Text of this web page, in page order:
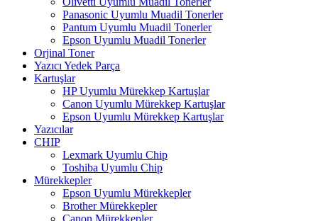
Panasonic Uyumlu Muadil Tonerler
Pantum Uyumlu Muadil Tonerler
Epson Uyumlu Muadil Tonerler
Orjinal Toner
Yazıcı Yedek Parça
Kartuşlar
HP Uyumlu Mürekkep Kartuşlar
Canon Uyumlu Mürekkep Kartuşlar
Epson Uyumlu Mürekkep Kartuşlar
Yazıcılar
CHIP
Lexmark Uyumlu Chip
Toshiba Uyumlu Chip
Mürekkepler
Epson Uyumlu Mürekkepler
Brother Mürekkepler